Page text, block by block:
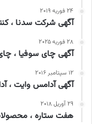
۲۴ فوریه ۲۰۱۹
آگهی شرکت سدنا ،
۲۸ فوریه ۲۰۲۵
آگهی چای سوفیا ،
۱۲ سپتامبر ۲۰۱۶
آگهی آدامس وایت ،
۲۹ آوریل ۲۰۱۸
هفت ستاره ،